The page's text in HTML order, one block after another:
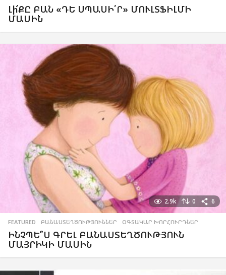
Լի՜ՔԸ ԲԱՆ «ԴԵ ՍՊԱՍԻ՛Ր» ՄՈՒԼՏՖԻԼՄԻ
ՄԱՍԻՆ
2.9k 0 6
FEATURED ,ԲԱՆԱՍՏԵՂԾՈՒԹՅՈՒՆՆԵՐ ,ՕԳՏԱԿԱՐ ԽՈՐՀՈՒՐԴՆԵՐ
ԻՆՉՊԵ՞Ս ԳՐԵԼ ԲԱՆԱՍՏԵՂԾՈՒԹՅՈՒՆ
ՄԱՅՐԻԿԻ ՄԱՍԻՆ